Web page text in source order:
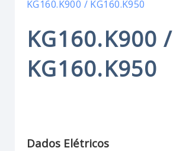
KG160.K900 / KG160.K950
KG160.K900 /
KG160.K950
Dados Elétricos